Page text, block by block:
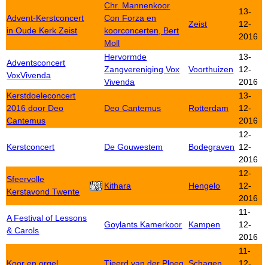
Advent-Kerstconcert
in Oude Kerk Zeist
Chr. Mannenkoor
Con Forza en
koorconcerten, Bert
Moll
Zeist
13-
12-
2016
Adventsconcert
VoxVivenda
Hervormde
Zangvereniging Vox
Vivenda
Voorthuizen
13-
12-
2016
Kerstdoeleconcert
2016 door Deo
Cantemus
Deo Cantemus Rotterdam
13-
12-
2016
Kerstconcert De Gouwestem Bodegraven
12-
12-
2016
Sfeervolle
Kerstavond Twente
Kithara Hengelo
12-
12-
2016
A Festival of Lessons
& Carols
Goylants Kamerkoor Kampen
11-
12-
2016
11-